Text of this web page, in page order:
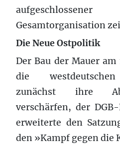
Gesamtorganisation
Die Neue Ostpolitik
Der Bau der Mauer am
die
zunächst ihre
verschärfen, der
erweiterte den
den »Kampf gegen die